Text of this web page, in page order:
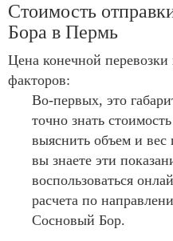
Стоимость
Бора в Пермь
Цена конечной перевозки
факторов:
Во-первых, это
точно знать
выяснить объем и вес
вы знаете эти
воспользоваться
расчета по
Сосновый Бор.